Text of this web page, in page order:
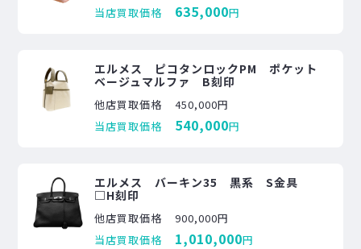
当店買取価格
635,000円
エルメス ピコタンロックPM ポケット
ベージュマルファ B刻印
他店買取価格
450,000円
当店買取価格
540,000円
エルメス バーキン35 黒系 S金具
□H刻印
他店買取価格
900,000円
当店買取価格
1,010,000円